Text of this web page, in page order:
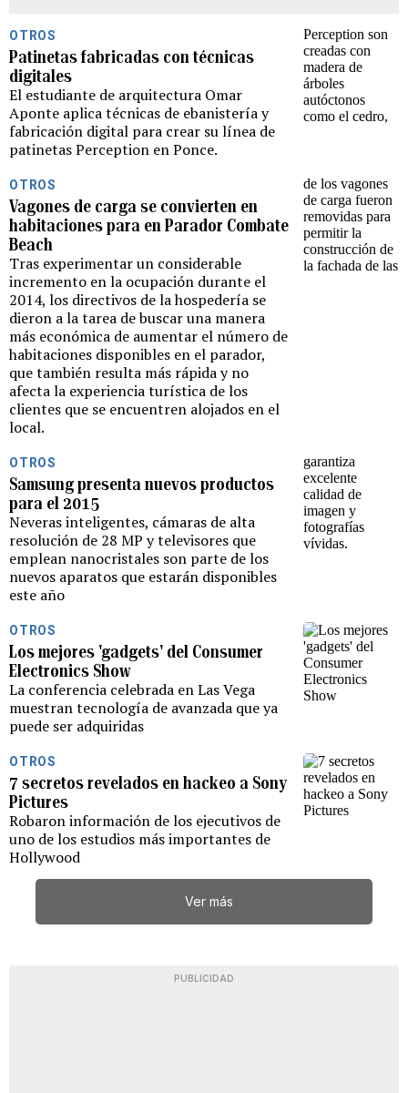
OTROS
Patinetas fabricadas con técnicas
digitales
El estudiante de arquitectura Omar
Aponte aplica técnicas de ebanistería y
fabricación digital para crear su línea de
patinetas Perception en Ponce.
OTROS
Vagones de carga se convierten en
habitaciones para en Parador Combate
Beach
Tras experimentar un considerable
incremento en la ocupación durante el
2014, los directivos de la hospedería se
dieron a la tarea de buscar una manera
más económica de aumentar el número de
habitaciones disponibles en el parador,
que también resulta más rápida y no
afecta la experiencia turística de los
clientes que se encuentren alojados en el
local.
OTROS
Samsung presenta nuevos productos
para el 2015
Neveras inteligentes, cámaras de alta
resolución de 28 MP y televisores que
emplean nanocristales son parte de los
nuevos aparatos que estarán disponibles
este año
OTROS
Los mejores 'gadgets' del Consumer
Electronics Show
La conferencia celebrada en Las Vega
muestran tecnología de avanzada que ya
puede ser adquiridas
OTROS
7 secretos revelados en hackeo a Sony
Pictures
Robaron información de los ejecutivos de
uno de los estudios más importantes de
Hollywood
Ver más
PUBLICIDAD